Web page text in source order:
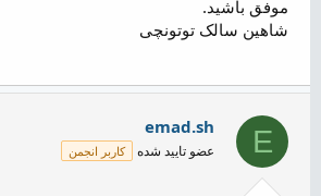
موفق باشید.
شاهین سالک توتونچی
E
emad.sh
عضو تایید شده کاربر انجمن